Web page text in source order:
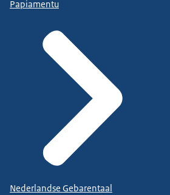
Papiamentu
Nederlandse Gebarentaal